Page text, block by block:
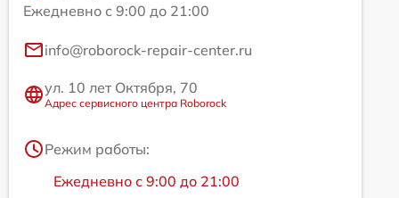
Ежедневно с 9:00 до 21:00
info@roborock-repair-center.ru
ул. 10 лет Октября, 70
Адрес сервисного центра Roborock
Режим работы:
Ежедневно с 9:00 до 21:00